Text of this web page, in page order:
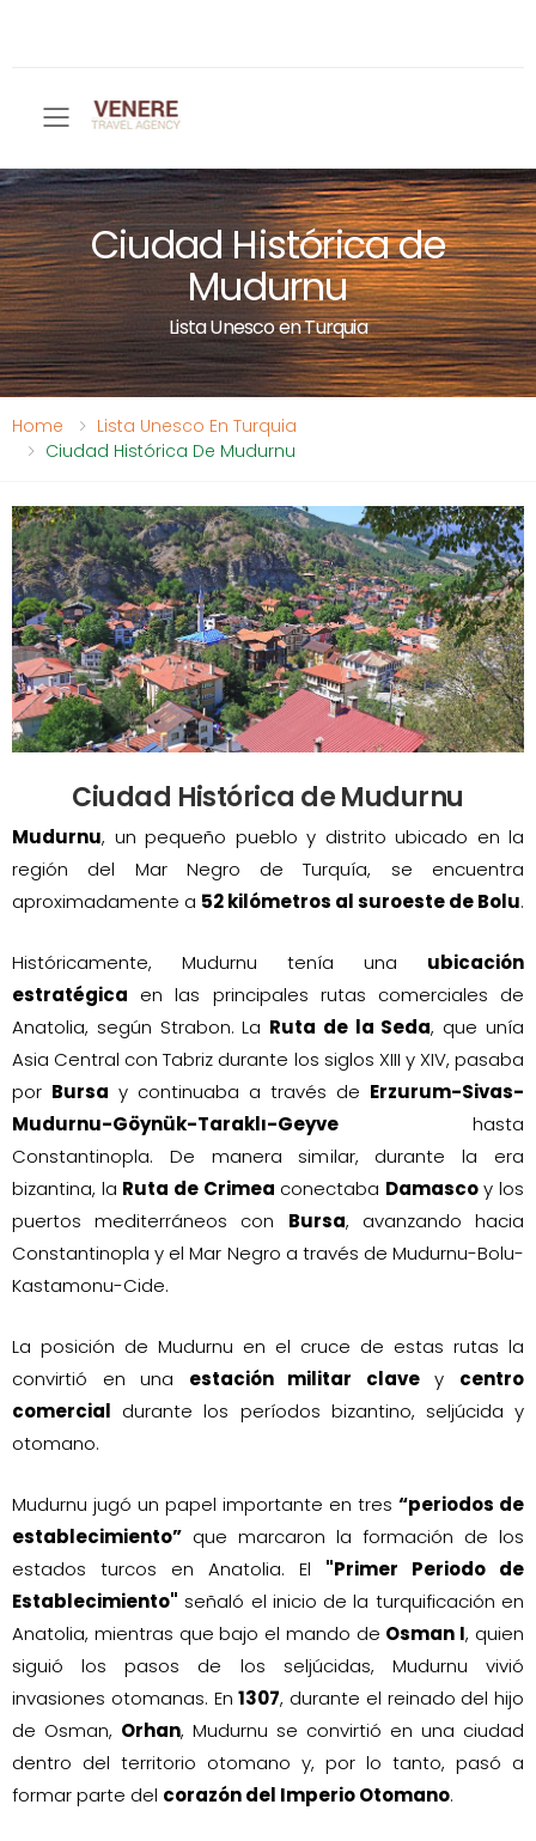
Toggle mobile menu
Ciudad Histórica de
Mudurnu
Lista Unesco en Turquia
Home
Lista Unesco En Turquia
Ciudad Histórica De Mudurnu
Ciudad Histórica de Mudurnu
Mudurnu, un pequeño pueblo y distrito ubicado en la
región del Mar Negro de Turquía, se encuentra
aproximadamente a 52 kilómetros al suroeste de Bolu.
Históricamente, Mudurnu tenía una ubicación
estratégica en las principales rutas comerciales de
Anatolia, según Strabon. La Ruta de la Seda, que unía
Asia Central con Tabriz durante los siglos XIII y XIV, pasaba
por Bursa y continuaba a través de Erzurum-Sivas-
Mudurnu-Göynük-Taraklı-Geyve hasta
Constantinopla. De manera similar, durante la era
bizantina, la Ruta de Crimea conectaba Damascoy los
puertos mediterráneos con Bursa, avanzando hacia
Constantinopla y el Mar Negro a través de Mudurnu-Bolu-
Kastamonu-Cide.
La posición de Mudurnu en el cruce de estas rutas la
convirtió en una estación militar clavey centro
comercial durante los períodos bizantino, seljúcida y
otomano.
Mudurnu jugó un papel importante en tres “periodos de
establecimiento” que marcaron la formación de los
estados turcos en Anatolia. El "Primer Periodo de
Establecimiento" señaló el inicio de la turquificación en
Anatolia, mientras que bajo el mando de Osman I, quien
siguió los pasos de los seljúcidas, Mudurnu vivió
invasiones otomanas. En1307, durante el reinado del hijo
de Osman, Orhan, Mudurnu se convirtió en una ciudad
dentro del territorio otomano y, por lo tanto, pasó a
formar parte del corazón del Imperio Otomano.